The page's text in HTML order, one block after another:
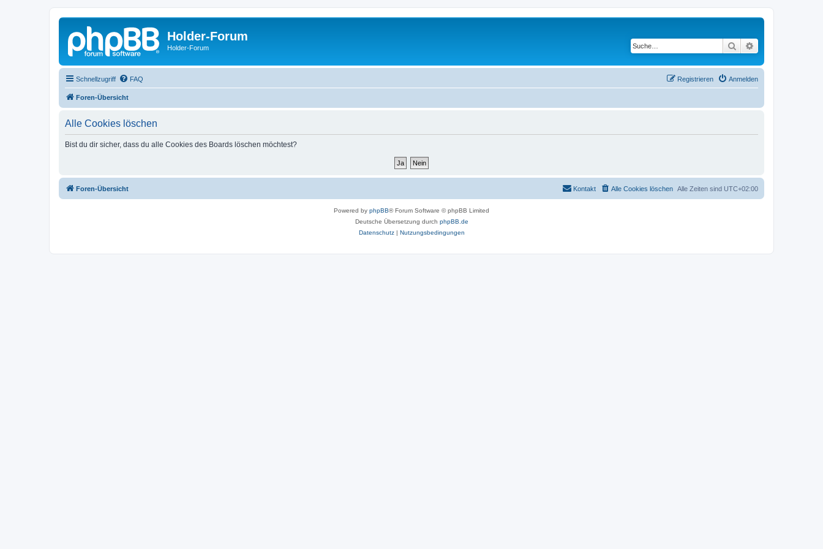
Holder-Forum
Holder-Forum Suche
Schnellzugriff FAQ Anmelden
Registrieren
Foren-Übersicht
Alle Cookies löschen
Bist du dir sicher, dass du alle Cookies des Boards löschen möchtest?
Foren-Übersicht Alle Zeiten sind UTC+02:00
Alle Cookies löschen
Kontakt
Powered by phpBB® Forum Software © phpBB Limited
Deutsche Übersetzung durch phpBB.de
Datenschutz| Nutzungsbedingungen